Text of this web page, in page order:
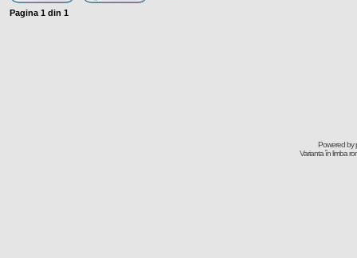
Pagina 1 din 1
Powered by
Varianta în limba